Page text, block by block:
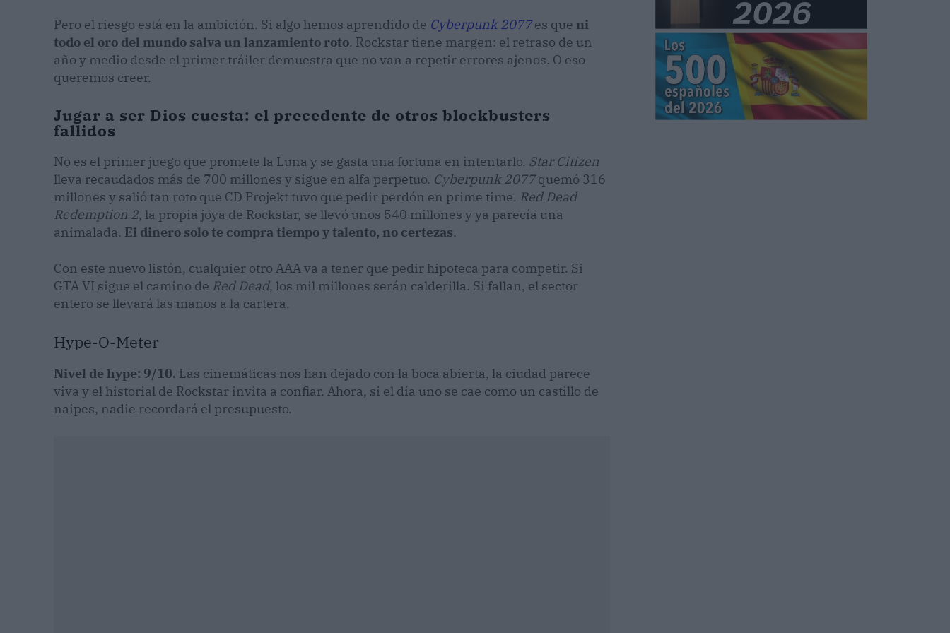
Pero el riesgo está en la ambición. Si algo hemos aprendido de Cyberpunk 2077es que ni
todo el oro del mundo salva un lanzamiento roto. Rockstar tiene margen: el retraso de un
año y medio desde el primer tráiler demuestra que no van a repetir errores ajenos. O eso
queremos creer.
Jugar a ser Dios cuesta: el precedente de otros blockbusters
fallidos
No es el primer juego que promete la Luna y se gasta una fortuna en intentarlo. Star Citizen
lleva recaudados más de 700 millones y sigue en alfa perpetuo. Cyberpunk 2077quemó 316
millones y salió tan roto que CD Projekt tuvo que pedir perdón en prime time. Red Dead
Redemption 2, la propia joya de Rockstar, se llevó unos 540 millones y ya parecía una
animalada. El dinero solo te compra tiempo y talento, no certezas.
Con este nuevo listón, cualquier otro AAA va a tener que pedir hipoteca para competir. Si
GTA VI sigue el camino de Red Dead, los mil millones serán calderilla. Si fallan, el sector
entero se llevará las manos a la cartera.
Hype-O-Meter
Nivel de hype: 9/10. Las cinemáticas nos han dejado con la boca abierta, la ciudad parece
viva y el historial de Rockstar invita a confiar. Ahora, si el día uno se cae como un castillo de
naipes, nadie recordará el presupuesto.